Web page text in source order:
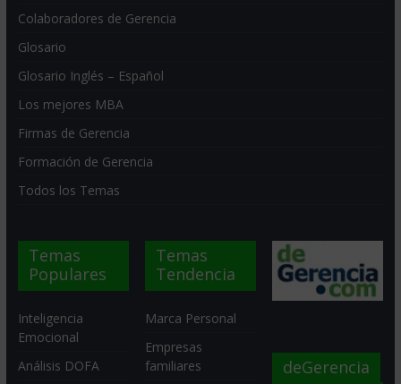
Colaboradores de Gerencia
Glosario
Glosario Inglés – Español
Los mejores MBA
Firmas de Gerencia
Formación de Gerencia
Todos los Temas
Temas
Populares
Inteligencia
Emocional
Análisis DOFA
Temas
Tendencia
Marca Personal
Empresas
familiares
deGerencia